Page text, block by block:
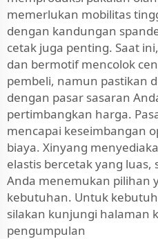
memerlukan mobilitas
dengan kandungan
cetak juga penting. Saat
dan bermotif mencolok
pembeli, namun pastikan
dengan pasar sasaran
pertimbangkan harga.
mencapai keseimbangan
biaya. Xinyang
elastis bercetak yang
Anda menemukan pilihan
kebutuhan. Untuk
silakan kunjungi halaman
pengumpulan